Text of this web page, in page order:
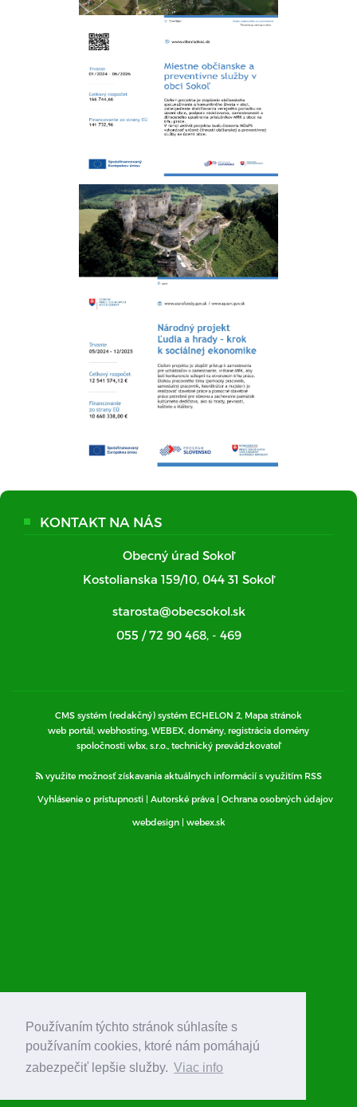
Používaním týchto stránok súhlasíte s
používaním cookies, ktoré nám pomáhajú
zabezpečiť lepšie služby. Viac info
KONTAKT NA NÁS
Obecný úrad Sokoľ
Kostolianska 159/10, 044 31 Sokoľ
starosta@obecsokol.sk
055 / 72 90 468, - 469
CMS systém (redakčný) systém ECHELON 2, Mapa stránok
web portál, webhosting, WEBEX, domény, registrácia domény
spoločnosti wbx, s.r.o., technický prevádzkovateľ
využite možnosť získavania aktuálnych informácií s využitím RSS
Vyhlásenie o prístupnosti | Autorské práva | Ochrana osobných údajov
webdesign| webex.sk